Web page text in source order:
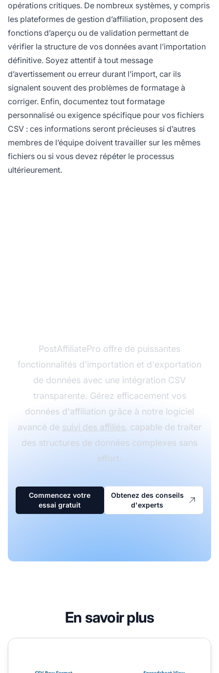
opérations critiques. De nombreux systèmes, y compris
les plateformes de gestion d’affiliation, proposent des
fonctions d’aperçu ou de validation permettant de
vérifier la structure de vos données avant l’importation
définitive. Soyez attentif à tout message
d’avertissement ou erreur durant l’import, car ils
signalent souvent des problèmes de formatage à
corriger. Enfin, documentez tout formatage
personnalisé ou exigence spécifique pour vos fichiers
CSV : ces informations seront précieuses si d’autres
membres de l’équipe doivent travailler sur les mêmes
fichiers ou si vous devez répéter le processus
ultérieurement.
PostAffiliatePro offre de puissantes
fonctionnalités d'importation et d'exportation
de données avec une intégration CSV
transparente. Gérez efficacement vos
données d'affiliation grâce à notre logiciel
avancé de suivi des affiliés, capable de traiter
des structures de données complexes sans
effort.
Commencez votre
essai gratuit
Obtenez des conseils
d'experts
En savoir plus
À quoi sert un fichier CSV ? Guide complet des valeurs